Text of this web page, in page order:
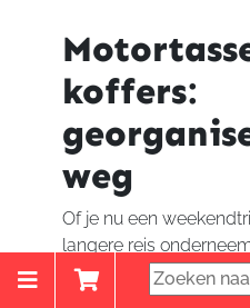
koffers:
weg
Of je nu een
langere reis
en koffers zijn
maten en